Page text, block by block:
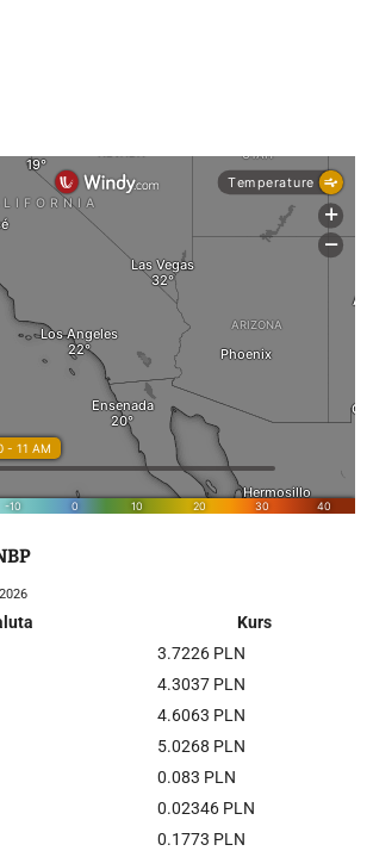
Kurs
3.7226 PLN
4.3037 PLN
4.6063 PLN
5.0268 PLN
0.083 PLN
0.02346 PLN
0.1773 PLN